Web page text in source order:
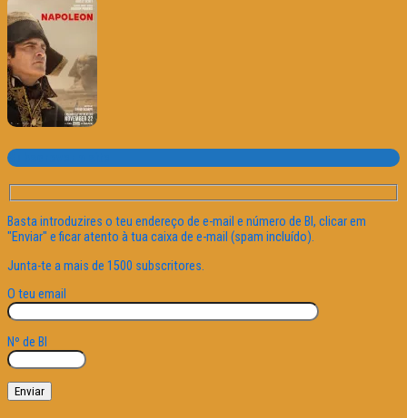
Subscrever o site
Basta introduzires o teu endereço de e-mail e número de BI, clicar em
"Enviar" e ficar atento à tua caixa de e-mail (spam incluído).
Junta-te a mais de 1500 subscritores.
O teu email
Nº de BI